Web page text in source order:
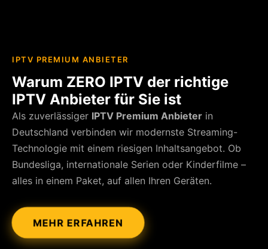
IPTV PREMIUM ANBIETER
Warum ZERO IPTV der richtige
IPTV Anbieter für Sie ist
Als zuverlässiger IPTV Premium Anbieter in
Deutschland verbinden wir modernste Streaming-
Technologie mit einem riesigen Inhaltsangebot. Ob
Bundesliga, internationale Serien oder Kinderfilme –
alles in einem Paket, auf allen Ihren Geräten.
MEHR ERFAHREN